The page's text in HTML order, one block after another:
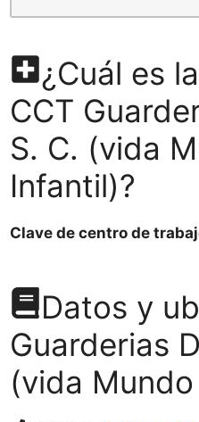
¿Cuál es
CCT
S. C. (vida
Infantil)?
Clave de centro de
Datos y
Guarderias
(vida